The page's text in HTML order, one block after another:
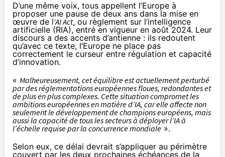
D’une même voix, tous appellent l’Europe à
proposer une pause de deux ans dans la mise en
œuvre de l‘AI Act, ou règlement sur l’intelligence
artificielle (RIA), entré en vigueur en août 2024. Leur
discours a des accents d’antienne : ils redoutent
qu’avec ce texte, l’Europe ne place pas
correctement le curseur entre régulation et capacité
d’innovation.
« Malheureusement, cet équilibre est actuellement perturbé
par des réglementations européennes floues, redondantes et
de plus en plus complexes. Cette situation compromet les
ambitions européennes en matière d’IA, car elle affecte non
seulement le développement de champions européens, mais
aussi la capacité de tous les secteurs à déployer l’IA à
l’échelle requise par la concurrence mondiale ».
Selon eux, ce délai devrait s’appliquer au périmètre
couvert par les deux prochaines échéances de la